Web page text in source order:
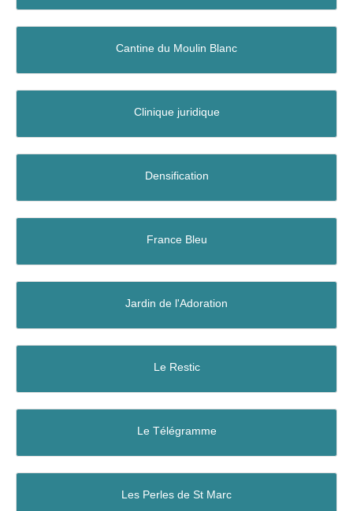
Cantine du Moulin Blanc
Clinique juridique
Densification
France Bleu
Jardin de l'Adoration
Le Restic
Le Télégramme
Les Perles de St Marc